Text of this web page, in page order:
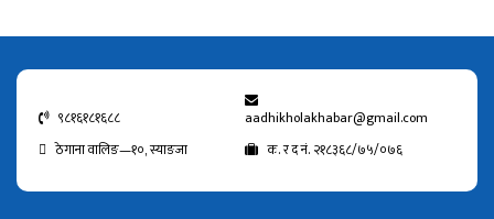
९८१६१८१६८८
aadhikholakhabar@gmail.com
ठेगाना वालिङ—१०, स्याङजा
क. र द नं. २१८३६८/७५/०७६